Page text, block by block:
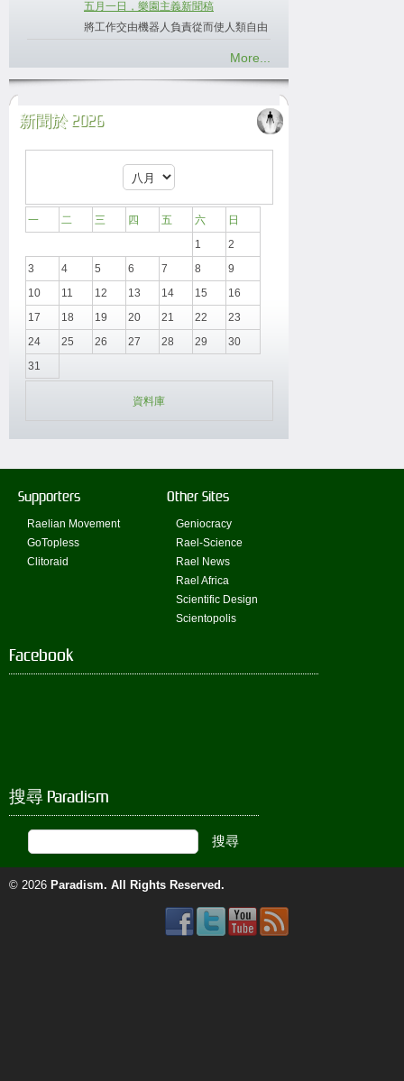
五月一日，樂園主義新聞稿
將工作交由機器人負責從而使人類自由
More...
新聞於 2026
一 二 三 四 五 六
日
1
2
3
4 5 6 7 8
9
10
11 12 13 14 15
16
17
18 19 20 21 22
23
24
25 26 27 28 29
30
31
資料庫
Supporters
Raelian Movement
GoTopless
Clitoraid
Other Sites
Geniocracy
Rael-Science
Rael News
Rael Africa
Scientific Design
Scientopolis
Facebook
搜尋 Paradism
© 2026 Paradism. All Rights Reserved.